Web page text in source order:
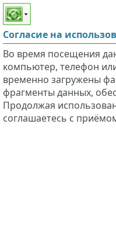
Этот сайт поддерживает
слабовидящих
Согласие на
Во время посещения
компьютер, телефон
временно загружены
фрагменты данных,
Продолжая
соглашаетесь с